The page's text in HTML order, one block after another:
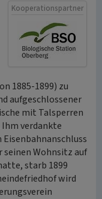
Kooperationspartner
1885-1899) zu
aufgeschlossener
mit Talsperren
verdankte
seinen Wohnsitz auf
starb 1899
wird